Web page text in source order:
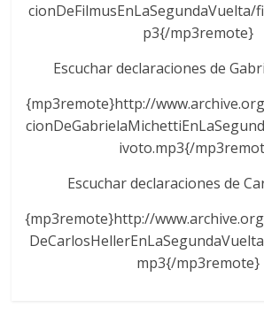
cionDeFilmusEnLaSegundaVuelta/
p3{/mp3remote}
Escuchar declaraciones de
{mp3remote}http://
ivoto.mp3{/
Escuchar declaraciones de
{mp3remote}http://
mp3{/mp3remote}